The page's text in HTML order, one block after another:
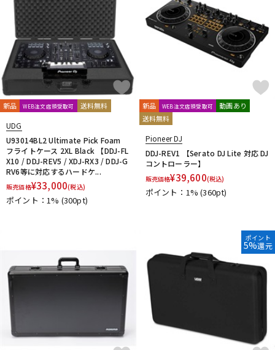
新品 WEB注文店頭受取可 送料無料
UDG
U93014BL2 Ultimate Pick Foam
フライトケース 2XL Black 【DDJ-FL
X10 / DDJ-REV5 / XDJ-RX3 / DDJ-G
RV6等に対応するハードケ...
販売価格¥33,000(税込)
ポイント：1% (300pt)
新品 WEB注文店頭受取可
動画あり
送料無料
Pioneer DJ
DDJ-REV1 【Serato DJ Lite 対応 DJ
コントローラー】
販売価格¥39,600(税込)
ポイント：1%(360pt)
ポイント
5%還元